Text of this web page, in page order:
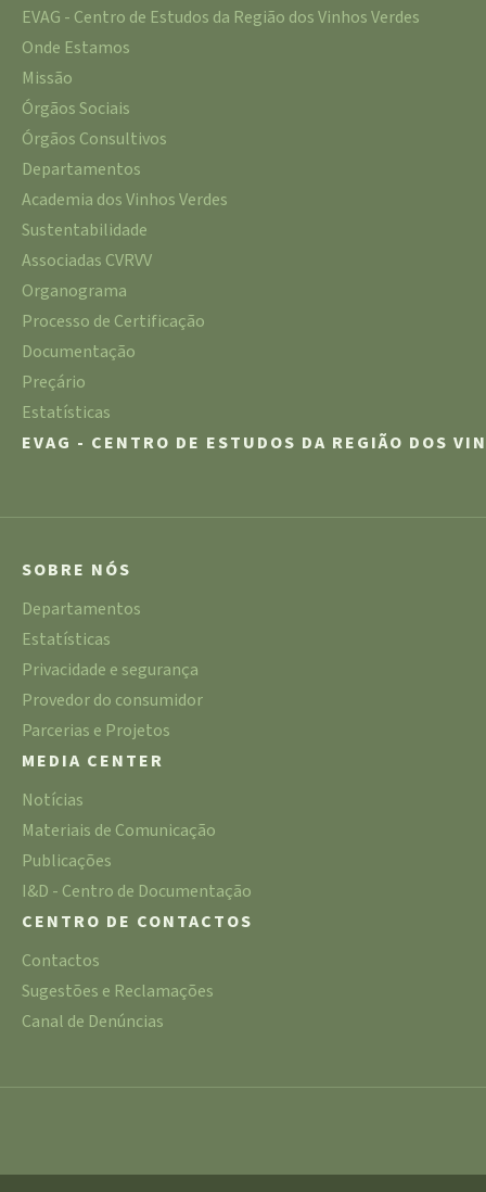
EVAG - Centro de Estudos da Região dos Vinhos Verdes
Onde Estamos
Missão
Órgãos Sociais
Órgãos Consultivos
Departamentos
Academia dos Vinhos Verdes
Sustentabilidade
Associadas CVRVV
Organograma
Processo de Certificação
Documentação
Preçário
Estatísticas
EVAG - CENTRO DE ESTUDOS DA REGIÃO DOS
SOBRE NÓS
Departamentos
Estatísticas
Privacidade e segurança
Provedor do consumidor
Parcerias e Projetos
MEDIA CENTER
Notícias
Materiais de Comunicação
Publicações
I&D - Centro de Documentação
CENTRO DE CONTACTOS
Contactos
Sugestões e Reclamações
Canal de Denúncias